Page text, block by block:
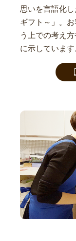
思いを言語化
ギフト～」。
う上での考え
に示しています